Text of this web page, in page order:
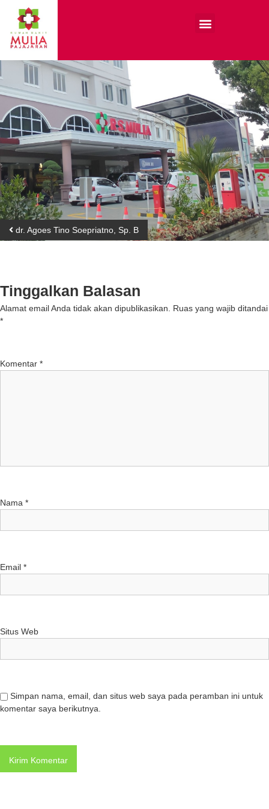
dr. Agoes Tino Soepriatno, Sp. B
Tinggalkan Balasan
Alamat email Anda tidak akan dipublikasikan. Ruas yang wajib ditandai
*
Komentar *
Nama *
Email *
Situs Web
Simpan nama, email, dan situs web saya pada peramban ini untuk
komentar saya berikutnya.